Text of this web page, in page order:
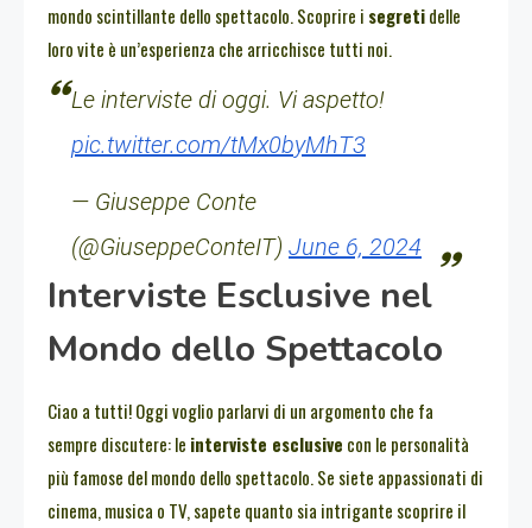
mondo scintillante dello spettacolo. Scoprire i segretidelle
loro vite è un’esperienza che arricchisce tutti noi.
Le interviste di oggi. Vi aspetto!
pic.twitter.com/tMx0byMhT3
— Giuseppe Conte
(@GiuseppeConteIT) June 6, 2024
Interviste Esclusive nel
Mondo dello Spettacolo
Ciao a tutti! Oggi voglio parlarvi di un argomento che fa
sempre discutere: le interviste esclusive con le personalità
più famose del mondo dello spettacolo. Se siete appassionati di
cinema, musica o TV, sapete quanto sia intrigante scoprire il